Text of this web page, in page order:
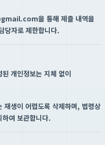
을 통해 제출 내역을
당자로 제한합니다.
개인정보는 지체 없이
재생이 어렵도록 삭제하며, 법령상
여 보관합니다.